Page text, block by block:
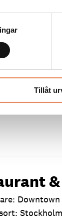
Tillåt
Mora
Stockholm
Stockholm